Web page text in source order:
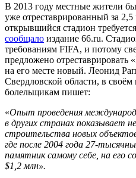
В 2013 году местные жители
уже отреставрированный за
открывшийся стадион
сообщало издание 66.ru.
требованиям FIFA, и потому
предложено отреставрировать
на его месте новый. Леонид
Свердловской области, в
болельщикам пишет:
«Опыт проведения
в других странах показывает
строительства новых
где после 2004 года 27-
памятник самому себе, на его
$1,2 млн».